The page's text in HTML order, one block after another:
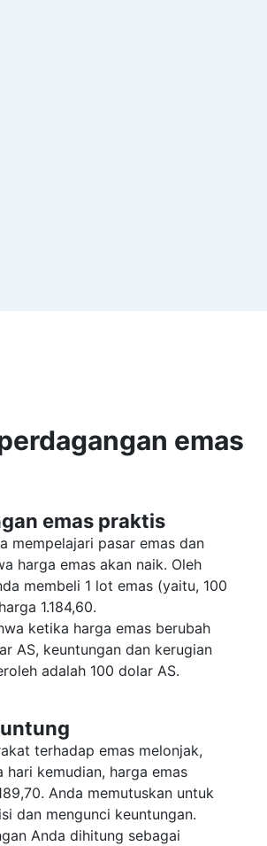
emas
emas praktis
mempelajari pasar emas dan
harga emas akan naik. Oleh
membeli 1 lot emas (yaitu, 100
1.184,60.
ketika harga emas berubah
AS, keuntungan dan kerugian
adalah 100 dolar AS.
terhadap emas melonjak,
hari kemudian, harga emas
Anda memutuskan untuk
dan mengunci keuntungan.
Anda dihitung sebagai